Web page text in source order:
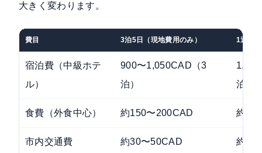
大きく変わります。
費目 3泊5日（現地費用のみ） 1週間
宿泊費（中級ホテ
ル）
900〜1,050CAD（3
泊）
泊）
食費（外食中心） 約150〜200CAD 約
市内交通費 約30〜50CAD 約60